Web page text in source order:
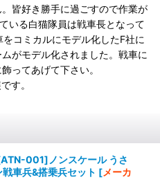
皆好き勝手に過ごすので作業が
いる白猫隊員は戦車長となって
コミカルにモデル化したF社に
がモデル化されました。戦車に
ってあげて下さい。
す。
001]ノンスケール うさ
車兵&搭乗兵セット [メーカ